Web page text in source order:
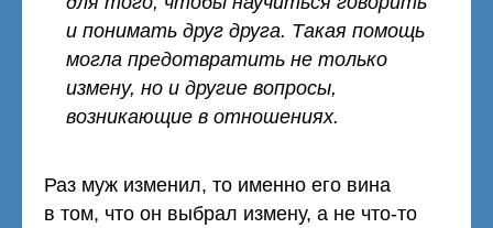
и понимать друг друга. Такая помощь
могла предотвратить не только
измену, но и другие вопросы,
возникающие в отношениях.
Раз муж изменил, то именно его вина
в том, что он выбрал измену, а не что-то